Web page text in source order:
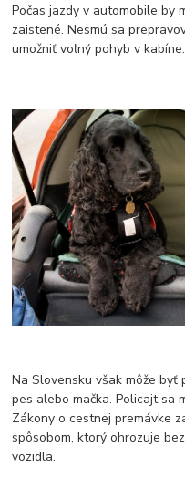
Počas jazdy v automobile by
zaistené. Nesmú sa
umožniť voľný pohyb v kabíne.
Na Slovensku však môže byť
pes alebo mačka. Policajt sa
Zákony o cestnej premávke
spôsobom, ktorý ohrozuje
vozidla.